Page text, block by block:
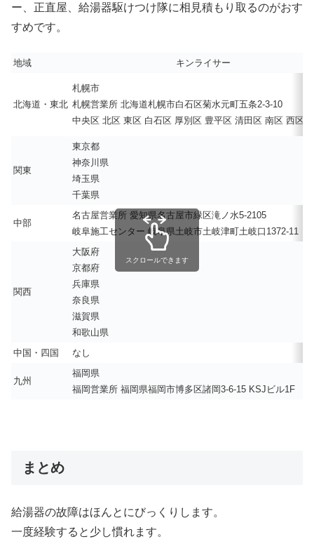
ー、正直屋、給湯器駆けつけ隊に相見積もり取るのがおす
すめです。
地域 キンライサー
北海道・東北
札幌市
札幌営業所 北海道札幌市白石区菊水元町五条2-3-10
中央区 北区 東区 白石区 厚別区 豊平区 清田区 南区 西区
関東
東京都
神奈川県
埼玉県
千葉県
中部
名古屋営業所 愛知県名古屋市緑区滝ノ水5-2105
岐阜施工センター 岐阜県土岐市土岐津町土岐口1372-11
関西
大阪府
京都府
兵庫県
奈良県
滋賀県
和歌山県
中国・四国
なし
九州
福岡県
福岡営業所 福岡県福岡市博多区諸岡3-6-15 KSJビル1F
スクロールできます
まとめ
給湯器の故障はほんとにびっくりします。
一度経験すると少し慣れます。